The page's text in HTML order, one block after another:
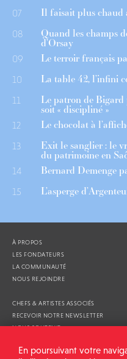
07 Il faisait plus chaud
08 Quand les champs
d’Orsay
09 Le terroir français
10 La table 42, l’infini
11 Le patron de
soit « discipliné »
12 Le chocolat à
13 Exit le sanglier : le
du patrimoine en
14 Bernard Demenge
15 L’asperge
À PROPOS
LES FONDATEURS
LA COMMUNAUTÉ
NOUS REJOINDRE
CHEFS & ARTISTES ASSOCIÉS
RECEVOIR NOTRE NEWSLETTER
NOUS SOUTENIR
En poursuivant votre